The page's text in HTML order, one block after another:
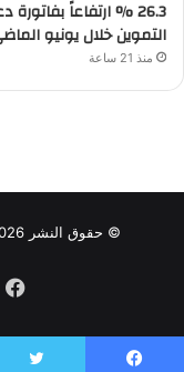
26.3 % ارتفاعاً
التموين خلال يونيو
منذ 21 ساعة
© حقوق النشر 2026، جميع الحقوق محفوظة |